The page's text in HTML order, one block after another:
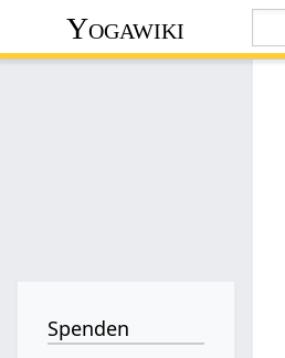
Yogawiki
Spenden